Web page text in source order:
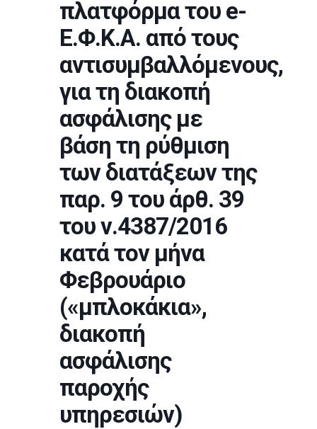
πλατφόρμα του e-
Ε.Φ.Κ.Α. από τους
αντισυμβαλλόμενους,
για τη διακοπή
ασφάλισης με
βάση τη ρύθμιση
των διατάξεων της
παρ. 9 του άρθ. 39
του ν.4387/2016
κατά τον μήνα
Φεβρουάριο
(«μπλοκάκια»,
διακοπή
ασφάλισης
παροχής
υπηρεσιών)